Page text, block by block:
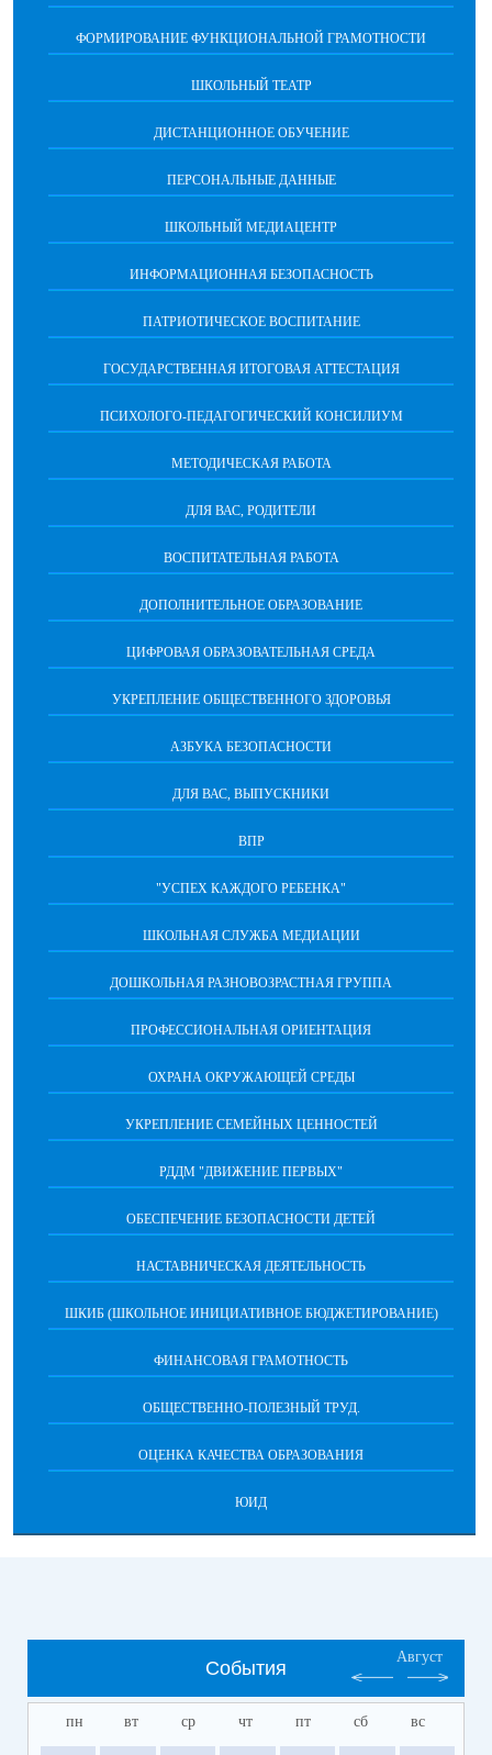
ФОРМИРОВАНИЕ ФУНКЦИОНАЛЬНОЙ ГРАМОТНОСТИ
ШКОЛЬНЫЙ ТЕАТР
ДИСТАНЦИОННОЕ ОБУЧЕНИЕ
ПЕРСОНАЛЬНЫЕ ДАННЫЕ
ШКОЛЬНЫЙ МЕДИАЦЕНТР
ИНФОРМАЦИОННАЯ БЕЗОПАСНОСТЬ
ПАТРИОТИЧЕСКОЕ ВОСПИТАНИЕ
ГОСУДАРСТВЕННАЯ ИТОГОВАЯ АТТЕСТАЦИЯ
ПСИХОЛОГО-ПЕДАГОГИЧЕСКИЙ КОНСИЛИУМ
МЕТОДИЧЕСКАЯ РАБОТА
ДЛЯ ВАС, РОДИТЕЛИ
ВОСПИТАТЕЛЬНАЯ РАБОТА
ДОПОЛНИТЕЛЬНОЕ ОБРАЗОВАНИЕ
ЦИФРОВАЯ ОБРАЗОВАТЕЛЬНАЯ СРЕДА
УКРЕПЛЕНИЕ ОБЩЕСТВЕННОГО ЗДОРОВЬЯ
АЗБУКА БЕЗОПАСНОСТИ
ДЛЯ ВАС, ВЫПУСКНИКИ
ВПР
"УСПЕХ КАЖДОГО РЕБЕНКА"
ШКОЛЬНАЯ СЛУЖБА МЕДИАЦИИ
ДОШКОЛЬНАЯ РАЗНОВОЗРАСТНАЯ ГРУППА
ПРОФЕССИОНАЛЬНАЯ ОРИЕНТАЦИЯ
ОХРАНА ОКРУЖАЮЩЕЙ СРЕДЫ
УКРЕПЛЕНИЕ СЕМЕЙНЫХ ЦЕННОСТЕЙ
РДДМ "ДВИЖЕНИЕ ПЕРВЫХ"
ОБЕСПЕЧЕНИЕ БЕЗОПАСНОСТИ ДЕТЕЙ
НАСТАВНИЧЕСКАЯ ДЕЯТЕЛЬНОСТЬ
ШКИБ (ШКОЛЬНОЕ ИНИЦИАТИВНОЕ БЮДЖЕТИРОВАНИЕ)
ФИНАНСОВАЯ ГРАМОТНОСТЬ
ОБЩЕСТВЕННО-ПОЛЕЗНЫЙ ТРУД.
ОЦЕНКА КАЧЕСТВА ОБРАЗОВАНИЯ
ЮИД
События
Август
пн вт ср чт пт сб вс